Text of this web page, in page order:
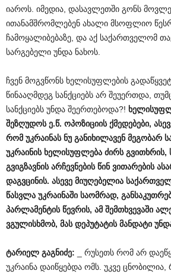
იაროს. იმედია, დასავლეთში გონს
ითანამშრომლებენ ახალი მსოფლიო
ჩამოყალიბებაზე, და აქ საქართველომ
სარგებელი უნდა ნახოს.
ჩვენ მოგვწონს ხელისუფლების
წინააღმდეგ სანქციებს არ შეუერთდა,
სანქციებს უნდა შეერთებოდა?!
შეზღუდოს ე.წ. ოპოზიციის ქმედებები,
რომ უკრაინას ნუ განიხილავენ მეგობარ
უკრაინის ხელისუფლება ძირს გვითხრის,
გვიგზავნის არჩევნების წინ ვითარების
დაგვცინის. ასევე მიუღებელია
წასვლა უკრაინაში საომრად,
პარლამენტის წევრის, ამ შემთხვევაში
ვგულისხმობ, მას დეპუტატის მანდატი
ტარიელ გაგნიძე: _ რუსეთს რომ არ
უკრაინა დაიწყებდა ომს. უკვე